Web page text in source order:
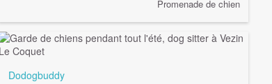
Promenade de chien
Dodogbuddy